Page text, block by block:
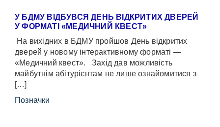
У БДМУ ВІДБУВСЯ ДЕНЬ ВІДКРИТИХ ДВЕРЕЙ
У ФОРМАТІ «МЕДИЧНИЙ КВЕСТ»
На вихідних в БДМУ пройшов День відкритих
дверей у новому інтерактивному форматі —
«Медичний квест». Захід дав можливість
майбутнім абітурієнтам не лише ознайомитися з
[…]
Позначки